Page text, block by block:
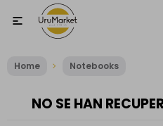

Home Notebooks
NO SE HAN